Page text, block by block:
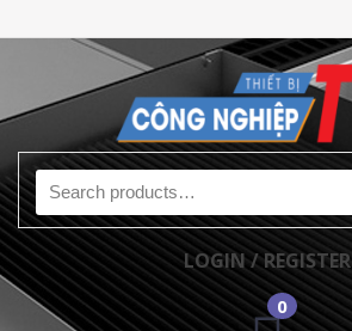
Search for:
LOGIN / REGISTER
0